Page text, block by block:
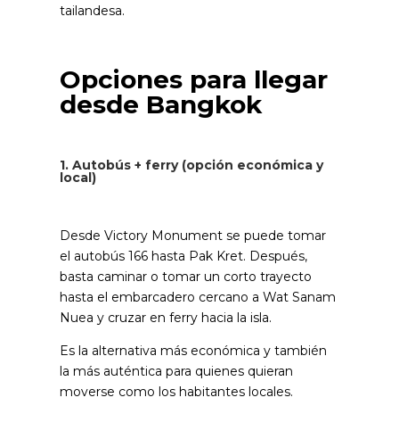
tailandesa.
Opciones para llegar
desde Bangkok
1. Autobús + ferry (opción económica y
local)
Desde Victory Monument se puede tomar
el autobús 166 hasta Pak Kret. Después,
basta caminar o tomar un corto trayecto
hasta el embarcadero cercano a Wat Sanam
Nuea y cruzar en ferry hacia la isla.
Es la alternativa más económica y también
la más auténtica para quienes quieran
moverse como los habitantes locales.